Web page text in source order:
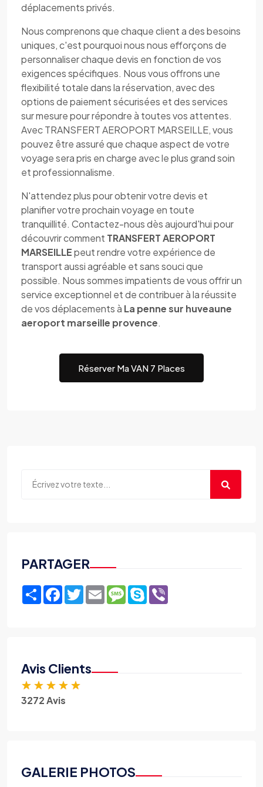
déplacements privés.
Nous comprenons que chaque client a des besoins
uniques, c'est pourquoi nous nous efforçons de
personnaliser chaque devis en fonction de vos
exigences spécifiques. Nous vous offrons une
flexibilité totale dans la réservation, avec des
options de paiement sécurisées et des services
sur mesure pour répondre à toutes vos attentes.
Avec TRANSFERT AEROPORT MARSEILLE, vous
pouvez être assuré que chaque aspect de votre
voyage sera pris en charge avec le plus grand soin
et professionnalisme.
N'attendez plus pour obtenir votre devis et
planifier votre prochain voyage en toute
tranquillité. Contactez-nous dès aujourd'hui pour
découvrir comment TRANSFERT AEROPORT
MARSEILLEpeut rendre votre expérience de
transport aussi agréable et sans souci que
possible. Nous sommes impatients de vous offrir un
service exceptionnel et de contribuer à la réussite
de vos déplacements à La penne sur huveaune
aeroport marseille provence.
Réserver Ma VAN 7 Places
PARTAGER
ShareFacebook
TwitterEmailMessage
Skype
Avis Clients
★ ★ ★ ★ ★
3272 Avis
GALERIE PHOTOS